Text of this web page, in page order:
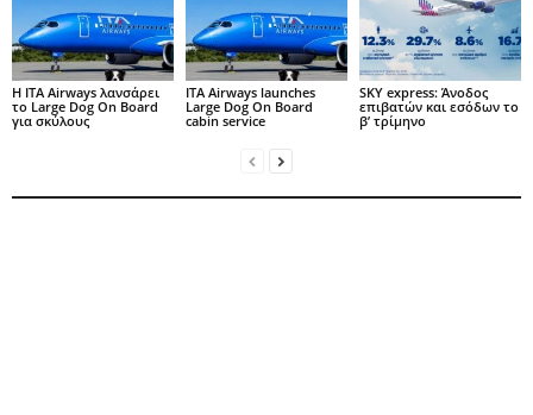
Η ITA Airways λανσάρει
το Large Dog On Board
για σκύλους
ITA Airways launches
Large Dog On Board
cabin service
SKY express: Άνοδος
επιβατών και εσόδων το
β’ τρίμηνο